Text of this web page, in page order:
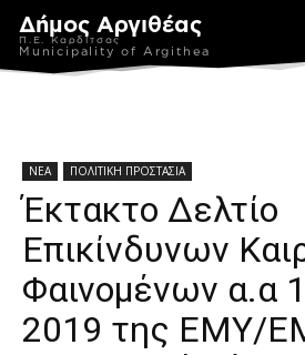
Δήμος Αργιθέας
Π.Ε. Καρδίτσας
Municipality of Argithea
ΝΕΑ ΠΟΛΙΤΙΚΗ ΠΡΟΣΤΑΣΙΑ
Έκτακτο Δελτίο
Επικίνδυνων
Φαινομένων α.α
2019 της ΕΜΥ/